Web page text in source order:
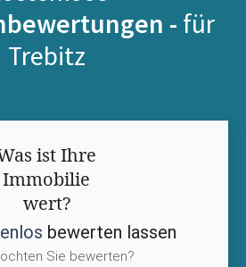
- für
Trebitz
ist Ihre
Immobilie
wert?
bewerten lassen
Sie bewerten?